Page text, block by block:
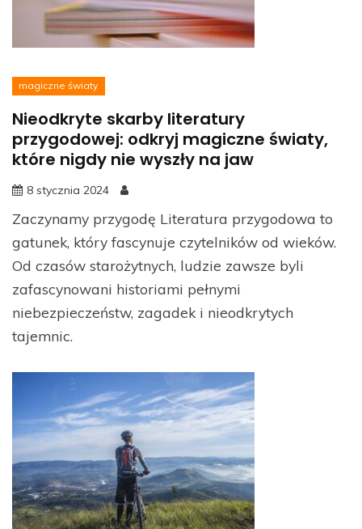
magiczne światy
Nieodkryte skarby literatury
przygodowej: odkryj magiczne światy,
które nigdy nie wyszły na jaw
8 stycznia 2024
Zaczynamy przygodę Literatura przygodowa to
gatunek, który fascynuje czytelników od wieków.
Od czasów starożytnych, ludzie zawsze byli
zafascynowani historiami pełnymi
niebezpieczeństw, zagadek i nieodkrytych
tajemnic.